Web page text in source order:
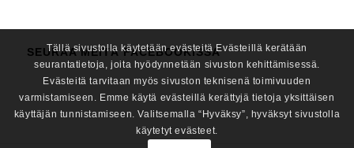
SEURAA MEITÄ FACEBOOKISSA
Tällä sivustolla käytetään evästeitä Evästeillä kerätään
seurantatietoja, joita hyödynnetään sivuston kehittämisessä.
Evästeitä tarvitaan myös sivuston teknisenä toimivuuden
varmistamiseen. Emme käytä evästeillä kerättyjä tietoja yksittäisen
käyttäjän tunnistamiseen. Valitsemalla “Hyväksy”, hyväksyt sivustolla
käytetyt evästeet.